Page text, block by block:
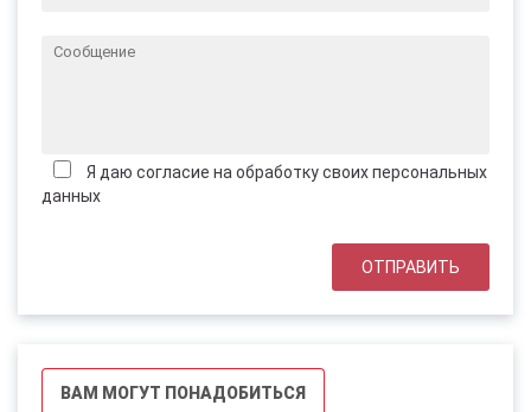
Я даю согласие на обработку своих персональных
данных
ВАМ МОГУТ ПОНАДОБИТЬСЯ